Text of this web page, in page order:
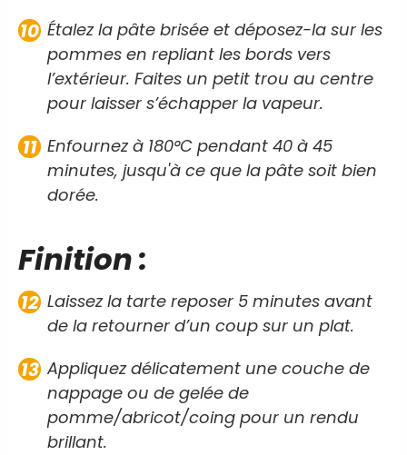
Étalez la pâte brisée et déposez-la sur les
pommes en repliant les bords vers
l’extérieur. Faites un petit trou au centre
pour laisser s’échapper la vapeur.
Enfournez à 180°C pendant 40 à 45
minutes, jusqu'à ce que la pâte soit bien
dorée.
Finition :
Laissez la tarte reposer 5 minutes avant
de la retourner d’un coup sur un plat.
Appliquez délicatement une couche de
nappage ou de gelée de
pomme/abricot/coing pour un rendu
brillant.